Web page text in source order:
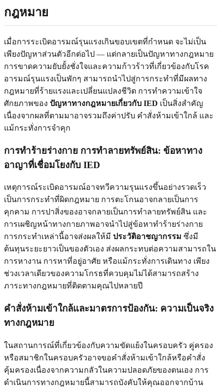
กฎหมาย
เมื่อการระเบิดอารมณ์รุนแรงเกินขอบเขตที่กำหนด จะไม่เป็น
เพียงปัญหาส่วนตัวอีกต่อไป — แต่กลายเป็นปัญหาทางกฎหมาย
การขาดความยับยั้งชั่งใจและความก้าวร้าวที่เกี่ยวข้องกับโรค
อารมณ์รุนแรงเป็นพักๆ สามารถนำไปสู่การกระทำที่มีผลทาง
กฎหมายที่ร้ายแรงและเปลี่ยนแปลงชีวิต การทำความเข้าใจ
ศักยภาพของ ปัญหาทางกฎหมายเกี่ยวกับ IED เป็นสิ่งสำคัญ
เนื่องจากผลที่ตามมาอาจรวมถึงค่าปรับ คำสั่งห้ามเข้าใกล้ และ
แม้กระทั่งการจำคุก
การทำร้ายร่างกาย การทำลายทรัพย์สิน: ข้อหาทาง
อาญาที่เชื่อมโยงกับ IED
เหตุการณ์ระเบิดอารมณ์อาจทวีความรุนแรงขึ้นอย่างรวดเร็ว
เป็นการกระทำที่ผิดกฎหมาย การตะโกนอาจกลายเป็นการ
คุกคาม การปาสิ่งของอาจกลายเป็นการทำลายทรัพย์สิน และ
การเผชิญหน้าทางกายภาพอาจนำไปสู่ข้อหาทำร้ายร่างกาย
การกระทำเหล่านี้อาจส่งผลให้มี ประวัติอาชญากรรม ซึ่งมี
ต้นทุนระยะยาวเป็นของตัวเอง ส่งผลกระทบต่อความสามารถใน
การหางาน การหาที่อยู่อาศัย หรือแม้กระทั่งการเดินทาง เพียง
ช่วงเวลาเดียวของความโกรธที่ควบคุมไม่ได้สามารถสร้าง
ภาระทางกฎหมายที่ติดตามคุณไปหลายปี
คำสั่งห้ามเข้าใกล้และมาตรการป้องกัน: ความเป็นจริง
ทางกฎหมาย
ในสถานการณ์ที่เกี่ยวข้องกับความขัดแย้งในครอบครัว คู่ครอง
หรือสมาชิกในครอบครัวอาจขอคำสั่งห้ามเข้าใกล้หรือคำสั่ง
คุ้มครองเนื่องจากความกลัวในความปลอดภัยของตนเอง การ
ดำเนินการทางกฎหมายนี้สามารถบังคับให้คุณออกจากบ้าน